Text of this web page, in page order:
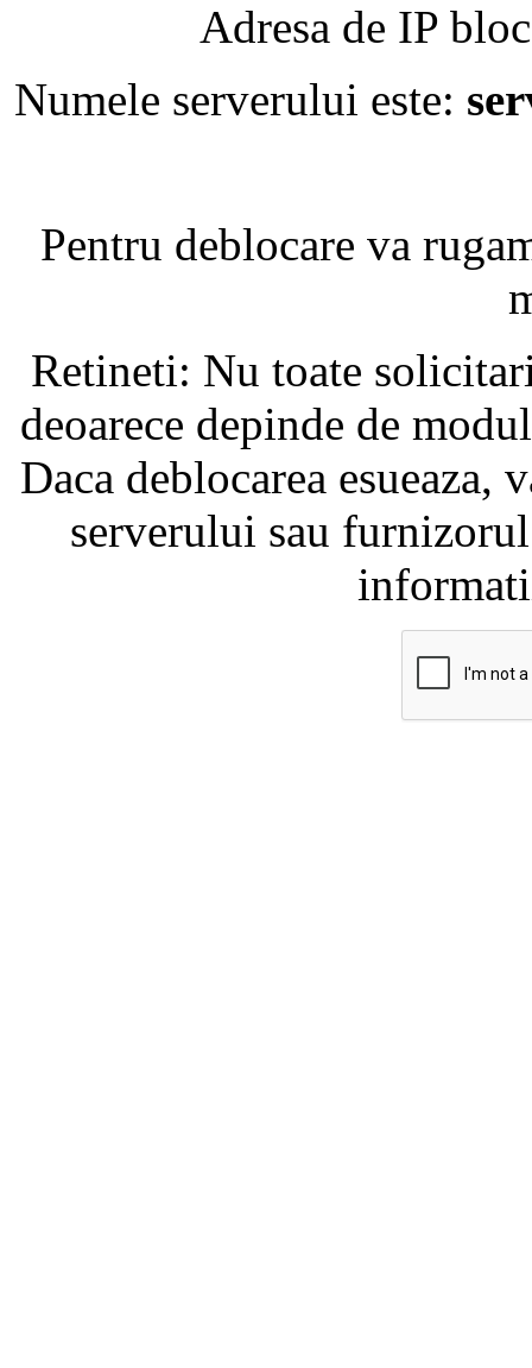
Adresa de IP
Numele serverului este:
Pentru deblocare va
Retineti: Nu toate
deoarece depinde de
Daca deblocarea
serverului sau